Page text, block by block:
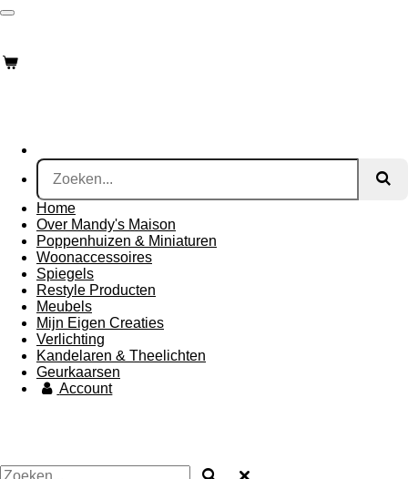
Ga
de
Home
Over Mandy's Maison
Poppenhuizen & Miniaturen
Woonaccessoires
Spiegels
Restyle Producten
Meubels
Mijn Eigen Creaties
Verlichting
Kandelaren & Theelichten
Geurkaarsen
Account